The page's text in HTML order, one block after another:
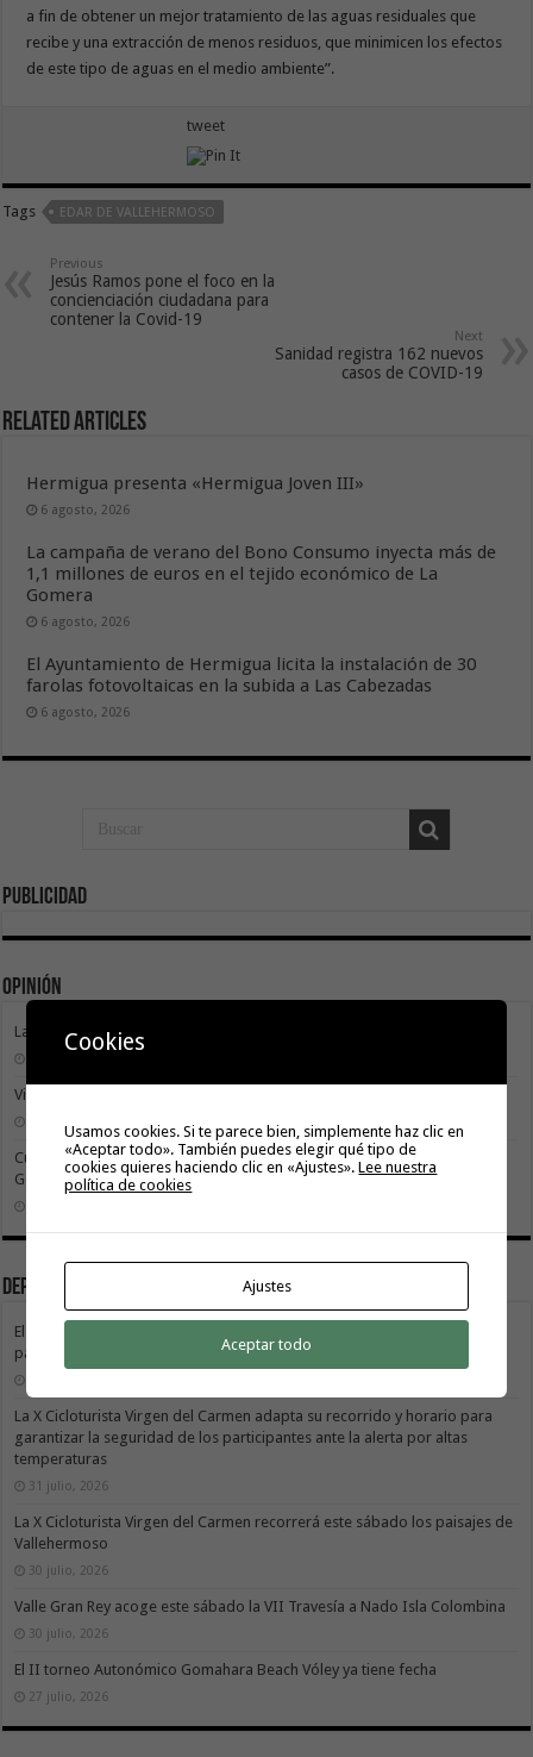
a fin de obtener un mejor tratamiento de las aguas residuales que
recibe y una extracción de menos residuos, que minimicen los efectos
de este tipo de aguas en el medio ambiente”.
tweet
Tags EDAR DE VALLEHERMOSO
Previous
Jesús Ramos pone el foco en la
concienciación ciudadana para
contener la Covid-19
Next
Sanidad registra 162 nuevos
casos de COVID-19
Related Articles
Hermigua presenta «Hermigua Joven III»
6 agosto, 2026
La campaña de verano del Bono Consumo inyecta más de
1,1 millones de euros en el tejido económico de La
Gomera
6 agosto, 2026
El Ayuntamiento de Hermigua licita la instalación de 30
farolas fotovoltaicas en la subida a Las Cabezadas
6 agosto, 2026
Publicidad
Opinión
La Gomera transforma su modelo energético
Vivir donde se estudia: una cuestión de igualdad entre islas
Cuidar es avanzar: el escudo social que sostiene el progreso de La
Gomera
Deportes
El Cabildo de La Gomera y el Costa Adeje Tenerife renuevan su alianza
para promocionar el producto local
La X Cicloturista Virgen del Carmen adapta su recorrido y horario para
garantizar la seguridad de los participantes ante la alerta por altas
temperaturas
31 julio, 2026
La X Cicloturista Virgen del Carmen recorrerá este sábado los paisajes de
Vallehermoso
30 julio, 2026
Valle Gran Rey acoge este sábado la VII Travesía a Nado Isla Colombina
30 julio, 2026
El II torneo Autonómico Gomahara Beach Vóley ya tiene fecha
27 julio, 2026
Cookies
Usamos cookies. Si te parece bien, simplemente haz clic en
«Aceptar todo». También puedes elegir qué tipo de
cookies quieres haciendo clic en «Ajustes».Lee nuestra
política de cookies
Ajustes
Aceptar todo